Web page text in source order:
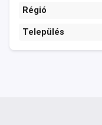
Régió
Település